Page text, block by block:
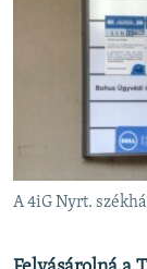
A PÉNZ
EURÓPAI UNIÓ
A MÚLT
A 4iG Nyrt.